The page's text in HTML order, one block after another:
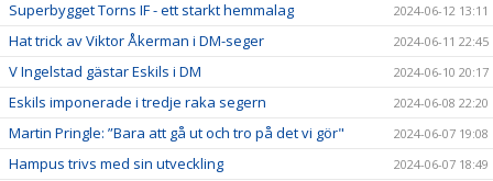
Superbygget Torns IF - ett starkt hemmalag 2024-06-12 13:11
Hat trick av Viktor Åkerman i DM-seger 2024-06-11 22:45
V Ingelstad gästar Eskils i DM 2024-06-10 20:17
Eskils imponerade i tredje raka segern 2024-06-08 22:20
Martin Pringle: ”Bara att gå ut och tro på det vi gör" 2024-06-07 19:08
Hampus trivs med sin utveckling 2024-06-07 18:49